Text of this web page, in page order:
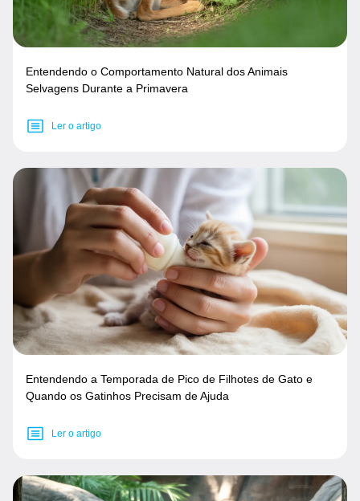
Entendendo o Comportamento Natural dos Animais
Selvagens Durante a Primavera
Ler o artigo
Entendendo a Temporada de Pico de Filhotes de Gato e
Quando os Gatinhos Precisam de Ajuda
Ler o artigo